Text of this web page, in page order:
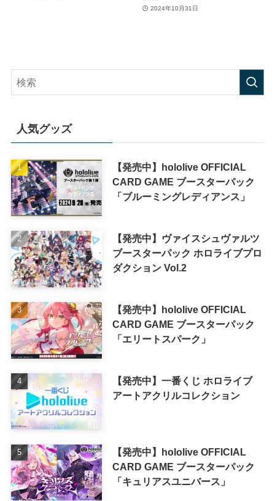
2024年10月31日
人気グッズ
【発売中】hololive OFFICIAL
CARD GAME ブースターパック
「ブルーミングレディアンス」
【発売中】ヴァイスシュヴァルツ
ブースターパック ホロライブプロ
ダクション Vol.2
【発売中】hololive OFFICIAL
CARD GAME ブースターパック
「エリートスパーク」
【発売中】一番くじ ホロライブ
アートアクリルコレクション
【発売中】hololive OFFICIAL
CARD GAME ブースターパック
「キュリアスユニバース」